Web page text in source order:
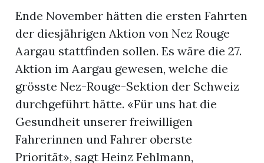
Ende November hätten die ersten Fahrten
der diesjährigen Aktion von Nez Rouge
Aargau stattfinden sollen. Es wäre die 27.
Aktion im Aargau gewesen, welche die
grösste Nez-Rouge-Sektion der Schweiz
durchgeführt hätte. «Für uns hat die
Gesundheit unserer freiwilligen
Fahrerinnen und Fahrer oberste
Priorität», sagt Heinz Fehlmann,